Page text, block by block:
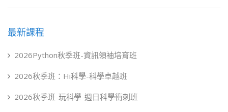
最新課程
2026Python秋季班-資訊領袖培育班
2026秋季班：Hi科學-科學卓越班
2026秋季班-玩科學-週日科學衝刺班